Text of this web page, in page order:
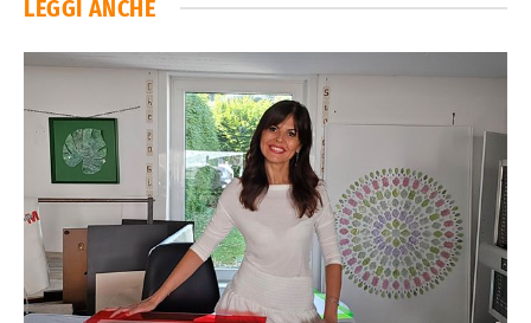
LEGGI ANCHE